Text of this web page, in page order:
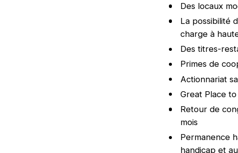
Des locaux
La possibilité
charge à
Des titres-
Primes de
Actionnariat
Great Place
Retour de
mois
Permanence
handicap et